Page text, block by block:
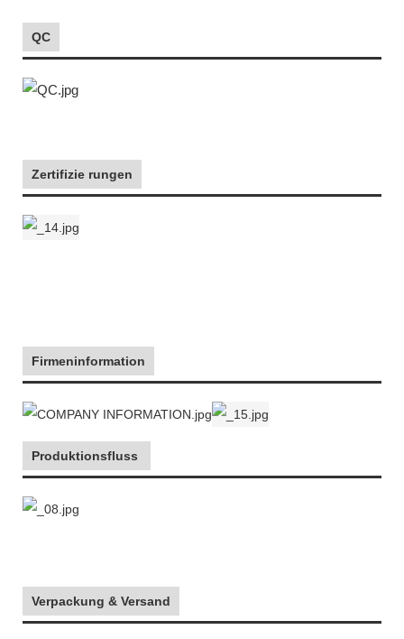
QC
Zertifizie rungen
Firmeninformation
Produktionsfluss
Verpackung & Versand